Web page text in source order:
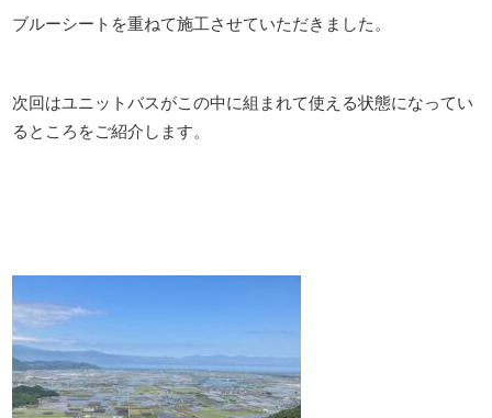
ブルーシートを重ねて施工させていただきました。
次回はユニットバスがこの中に組まれて使える状態になってい
るところをご紹介します。